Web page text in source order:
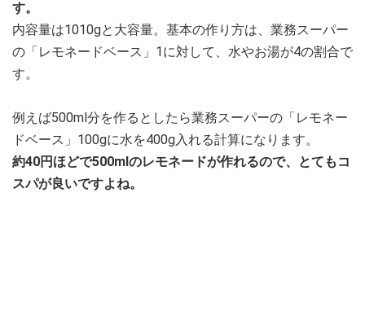
す。
内容量は1010gと大容量。基本の作り方は、業務スーパー
の「レモネードベース」1に対して、水やお湯が4の割合で
す。
例えば500ml分を作るとしたら業務スーパーの「レモネー
ドベース」100gに水を400g入れる計算になります。
約40円ほどで500mlのレモネードが作れるので、とてもコ
スパが良いですよね。